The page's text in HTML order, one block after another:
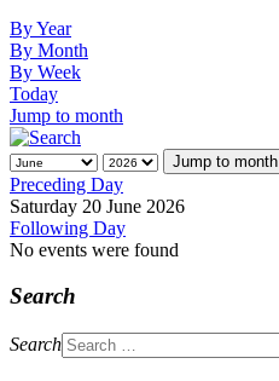
By Year
By Month
By Week
Today
Jump to month
Jump to month
Preceding Day
Saturday 20 June 2026
Following Day
No events were found
Search
Search